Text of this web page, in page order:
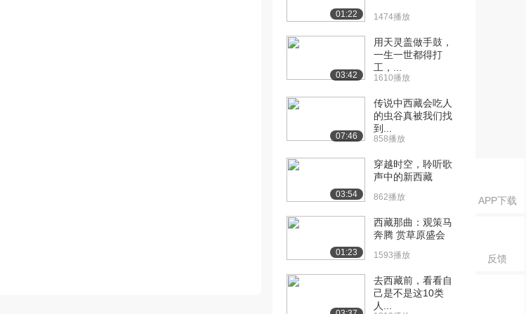
APP下载
反馈
01:22 1474播放
03:42
用天灵盖做手鼓，
一生一世都得打
工，...
1610播放
07:46
传说中西藏会吃人
的虫谷真被我们找
到...
858播放
03:54
穿越时空，聆听歌
声中的新西藏
862播放
01:23
西藏那曲：观策马
奔腾 赏草原盛会
1593播放
去西藏前，看看自
己是不是这10类
人...